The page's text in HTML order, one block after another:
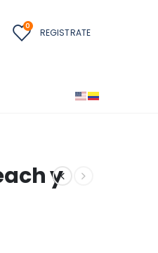
0
REGISTRATE
y